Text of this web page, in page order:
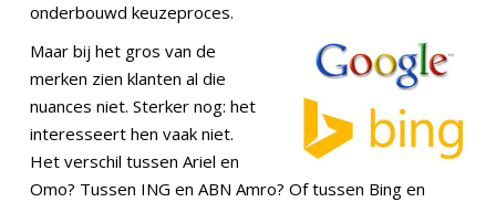
onderbouwd keuzeproces.
Maar bij het gros van de
merken zien klanten al die
nuances niet. Sterker nog: het
interesseert hen vaak niet.
Het verschil tussen Ariel en
Omo? Tussen ING en ABN Amro? Of tussen Bing en